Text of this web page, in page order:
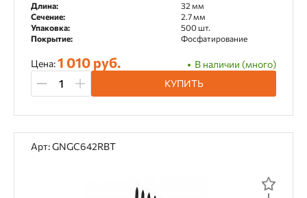
Длина:
32 мм
Сечение:
2.7 мм
Упаковка:
500 шт.
Покрытие:
Фосфатирование
Цена:1 010 руб.
В наличии (много)
КУПИТЬ
Арт: GNGC642RBT